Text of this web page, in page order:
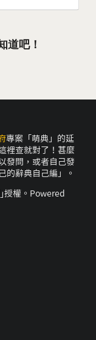
道吧！
專案「萌典」的延
裡查就對了！甚麼
發問，或者自己發
的辭典自己編」。
授權。Powered